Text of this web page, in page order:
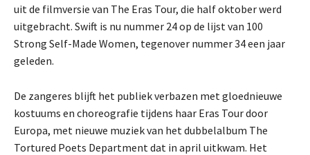
uit de filmversie van The Eras Tour, die half oktober werd
uitgebracht. Swift is nu nummer 24 op de lijst van 100
Strong Self-Made Women, tegenover nummer 34 een jaar
geleden.
De zangeres blijft het publiek verbazen met gloednieuwe
kostuums en choreografie tijdens haar Eras Tour door
Europa, met nieuwe muziek van het dubbelalbum The
Tortured Poets Department dat in april uitkwam. Het